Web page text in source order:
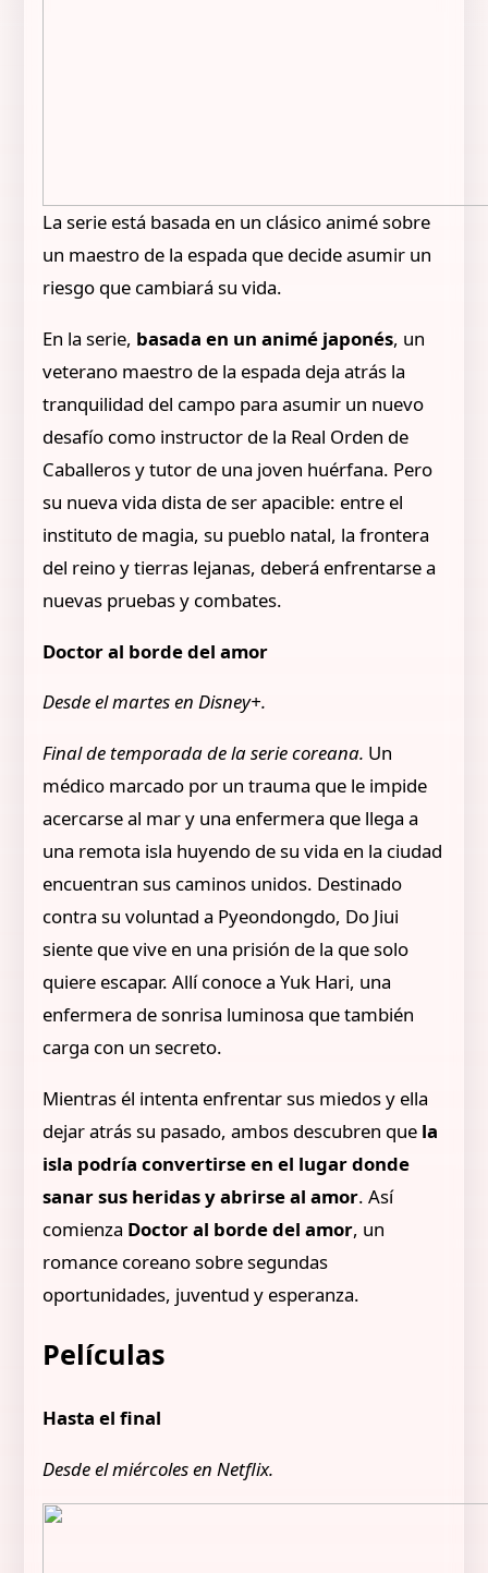
La serie está basada en un clásico animé sobre
un maestro de la espada que decide asumir un
riesgo que cambiará su vida.
En la serie, basada en un animé japonés, un
veterano maestro de la espada deja atrás la
tranquilidad del campo para asumir un nuevo
desafío como instructor de la Real Orden de
Caballeros y tutor de una joven huérfana. Pero
su nueva vida dista de ser apacible: entre el
instituto de magia, su pueblo natal, la frontera
del reino y tierras lejanas, deberá enfrentarse a
nuevas pruebas y combates.
Doctor al borde del amor
Desde el martes en Disney+.
Final de temporada de la serie coreana. Un
médico marcado por un trauma que le impide
acercarse al mar y una enfermera que llega a
una remota isla huyendo de su vida en la ciudad
encuentran sus caminos unidos. Destinado
contra su voluntad a Pyeondongdo, Do Jiui
siente que vive en una prisión de la que solo
quiere escapar. Allí conoce a Yuk Hari, una
enfermera de sonrisa luminosa que también
carga con un secreto.
Mientras él intenta enfrentar sus miedos y ella
dejar atrás su pasado, ambos descubren que la
isla podría convertirse en el lugar donde
sanar sus heridas y abrirse al amor. Así
comienza Doctor al borde del amor, un
romance coreano sobre segundas
oportunidades, juventud y esperanza.
Películas
Hasta el final
Desde el miércoles en Netflix.